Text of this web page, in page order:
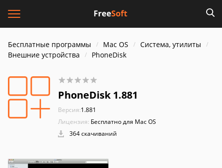
Бесплатные программы Mac OS
Система, утилиты
Внешние устройства
PhoneDisk
PhoneDisk 1.881
Версия:1.881
Лицензия: Бесплатно для Mac OS
364 скачиваний